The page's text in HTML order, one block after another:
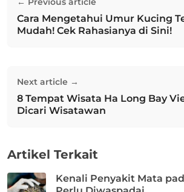
pos
Previous post:
Cara Mengetahui Umur Kucing
Mudah! Cek Rahasianya di Sini!
Next article →
Next post:
8 Tempat Wisata Ha Long Bay
Dicari Wisatawan
Artikel Terkait
Kenali Penyakit Mata